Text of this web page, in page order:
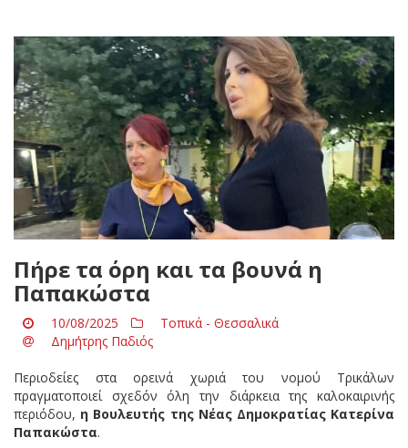
Πήρε τα όρη και τα βουνά η
Παπακώστα
10/08/2025
Τοπικά - Θεσσαλικά
Δημήτρης Παδιός
Περιοδείες στα ορεινά χωριά του νομού Τρικάλων
πραγματοποιεί σχεδόν όλη την διάρκεια της καλοκαιρινής
περιόδου, η Βουλευτής της Νέας Δημοκρατίας Κατερίνα
Παπακώστα.